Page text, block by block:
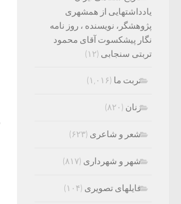
یادداشتهایی از همشهری
پژوهشگر، نویسنده ، روز نامه
نگار پیشکسوت آقای محمود
تربتی سنجابی (۱۲)
تربت ما (۱,۰۱۶)
زنان (۸۲۰)
شعر و شاعری (۶۲۳)
شهر و شهرداری (۸۱۷)
فایلهای تصویری (۱۰۴)